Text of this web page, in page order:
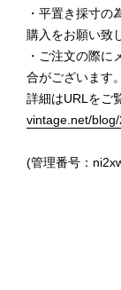
・平置き採寸
購入をお願い致
・ご注文の際
合がございます。
詳細はURLをご
vintage.net/
(管理番号：